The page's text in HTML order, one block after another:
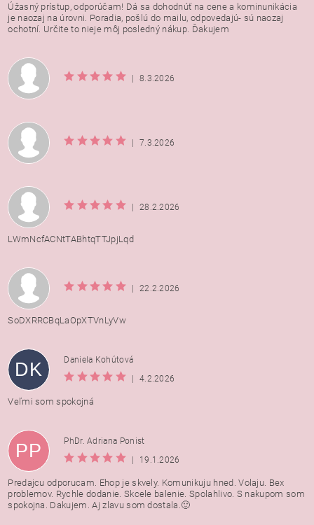
Úžasný prístup, odporúčam! Dá sa dohodnúť na cene a kominunikácia
je naozaj na úrovni. Poradia, pošlú do mailu, odpovedajú- sú naozaj
ochotní. Určite to nieje môj posledný nákup. Ďakujem
| 8.3.2026
| 7.3.2026
| 28.2.2026
LWmNcfACNtTABhtqTTJpjLqd
| 22.2.2026
SoDXRRCBqLaOpXTVnLyVw
DK
Daniela Kohútová
|
4.2.2026
Veľmi som spokojná
PP
PhDr. Adriana Ponist
|
19.1.2026
Predajcu odporucam. Ehop je skvely. Komunikuju hned. Volaju. Bex
problemov. Rychle dodanie. Skcele balenie. Spolahlivo. S nakupom som
spokojna. Dakujem. Aj zlavu som dostala.🙂